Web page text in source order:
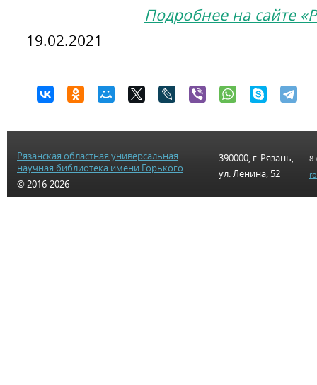
Подробнее на сайте
19.02.2021
Рязанская областная универсальная
научная библиотека имени Горького
© 2016-2026
390000, г. Рязань,
ул. Ленина, 52